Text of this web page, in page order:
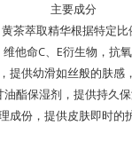
主要成分
茶萃取精华根据特定
维他命C、E衍生物，抗
提供幼滑如丝般的肤感
油酯保湿剂，提供持久
成份，提供皮肤即时的